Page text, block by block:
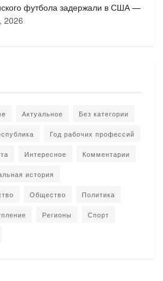
футбола задержали в США —
2026
Актуальное Без категории
Год рабочих профессий
Интересное Комментарии
история
Общество Политика
Регионы Спорт